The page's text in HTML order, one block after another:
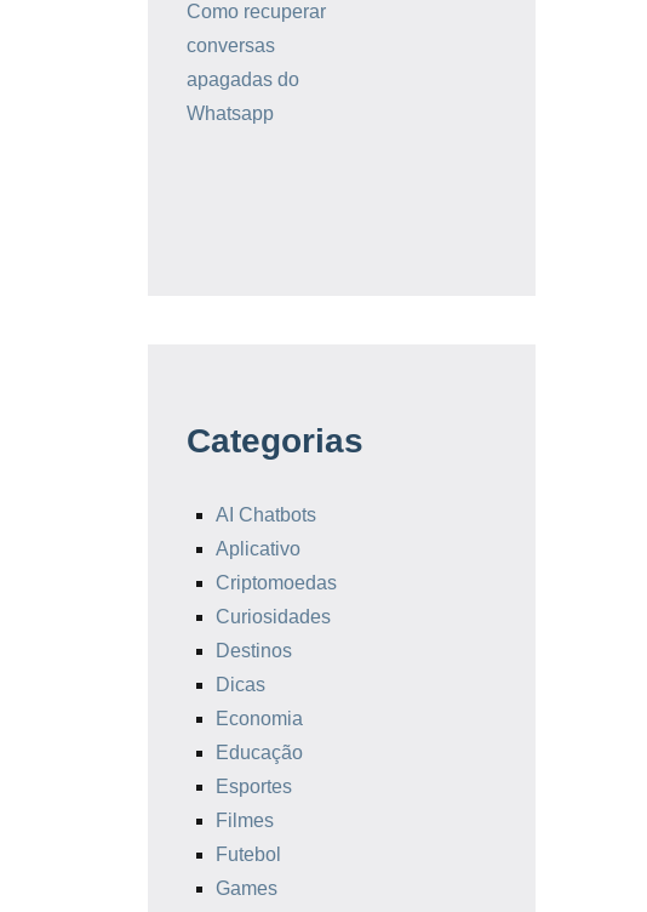
Como recuperar
conversas
apagadas do
Whatsapp
Categorias
AI Chatbots
Aplicativo
Criptomoedas
Curiosidades
Destinos
Dicas
Economia
Educação
Esportes
Filmes
Futebol
Games